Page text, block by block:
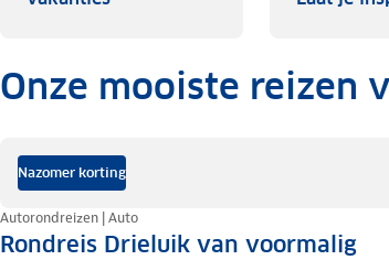
.Onze mooiste reizen
Nazomer korting
Rondreis Drieluik van voormalig
Autorondreizen | Auto